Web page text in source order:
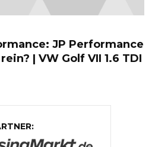
JP Performance
| VW Golf VII 1.6 TDI